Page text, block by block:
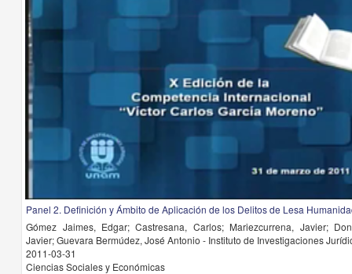
Panel 2. Definición y Ámbito de Aplicación de los Delitos de Lesa
Gómez Jaimes, Edgar; Castresana, Carlos; Mariezcurrena, Javier;
Javier; Guevara Bermúdez, José Antonio - Instituto de Investigaciones
2011-03-31
Ciencias Sociales y Económicas